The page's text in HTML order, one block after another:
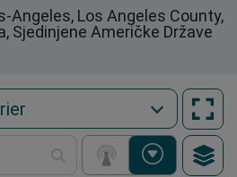
Angeles, Los Angeles County,
Sjedinjene Američke Države